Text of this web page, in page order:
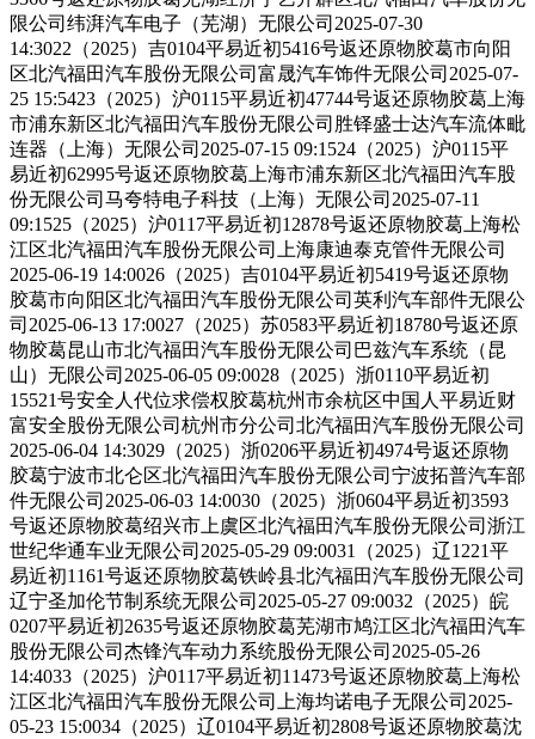
限公司纬湃汽车电子（芜湖）无限公司2025-07-30
14:3022（2025）吉0104平易近初5416号返还原物胶葛市向阳
区北汽福田汽车股份无限公司富晟汽车饰件无限公司2025-07-
25 15:5423（2025）沪0115平易近初47744号返还原物胶葛上海
市浦东新区北汽福田汽车股份无限公司胜铎盛士达汽车流体毗
连器（上海）无限公司2025-07-15 09:1524（2025）沪0115平
易近初62995号返还原物胶葛上海市浦东新区北汽福田汽车股
份无限公司马夸特电子科技（上海）无限公司2025-07-11
09:1525（2025）沪0117平易近初12878号返还原物胶葛上海松
江区北汽福田汽车股份无限公司上海康迪泰克管件无限公司
2025-06-19 14:0026（2025）吉0104平易近初5419号返还原物
胶葛市向阳区北汽福田汽车股份无限公司英利汽车部件无限公
司2025-06-13 17:0027（2025）苏0583平易近初18780号返还原
物胶葛昆山市北汽福田汽车股份无限公司巴兹汽车系统（昆
山）无限公司2025-06-05 09:0028（2025）浙0110平易近初
15521号安全人代位求偿权胶葛杭州市余杭区中国人平易近财
富安全股份无限公司杭州市分公司北汽福田汽车股份无限公司
2025-06-04 14:3029（2025）浙0206平易近初4974号返还原物
胶葛宁波市北仑区北汽福田汽车股份无限公司宁波拓普汽车部
件无限公司2025-06-03 14:0030（2025）浙0604平易近初3593
号返还原物胶葛绍兴市上虞区北汽福田汽车股份无限公司浙江
世纪华通车业无限公司2025-05-29 09:0031（2025）辽1221平
易近初1161号返还原物胶葛铁岭县北汽福田汽车股份无限公司
辽宁圣加伦节制系统无限公司2025-05-27 09:0032（2025）皖
0207平易近初2635号返还原物胶葛芜湖市鸠江区北汽福田汽车
股份无限公司杰锋汽车动力系统股份无限公司2025-05-26
14:4033（2025）沪0117平易近初11473号返还原物胶葛上海松
江区北汽福田汽车股份无限公司上海均诺电子无限公司2025-
05-23 15:0034（2025）辽0104平易近初2808号返还原物胶葛沈